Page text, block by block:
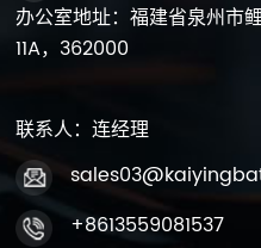
办公室地址：福建省泉州市
11A，362000
联系人：连经理
+8613559081537